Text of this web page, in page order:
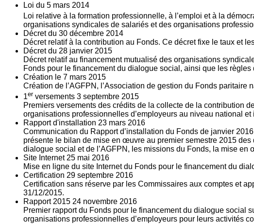
Loi du 5 mars 2014
Loi relative à la formation professionnelle, à l’emploi et à la
organisations syndicales de salariés et des organisations
Décret du 30 décembre 2014
Décret relatif à la contribution au Fonds. Ce décret fixe le taux et
Décret du 28 janvier 2015
Décret relatif au financement mutualisé des organisations
Fonds pour le financement du dialogue social, ainsi que les règles
Création le 7 mars 2015
Création de l’AGFPN, l’Association de gestion du Fonds paritaire
1er versements 3 septembre 2015
Premiers versements des crédits de la collecte de la contribution
organisations professionnelles d’employeurs au niveau national
Rapport d'installation 23 mars 2016
Communication du Rapport d’installation du Fonds de janvier
présente le bilan de mise en œuvre au premier semestre 2015
dialogue social et de l’AGFPN, les missions du Fonds, la mise en
Site Internet 25 mai 2016
Mise en ligne du site Internet du Fonds pour le financement du
Certification 29 septembre 2016
Certification sans réserve par les Commissaires aux comptes et
31/12/2015.
Rapport 2015 24 novembre 2016
Premier rapport du Fonds pour le financement du dialogue social
organisations professionnelles d’employeurs pour leurs activités